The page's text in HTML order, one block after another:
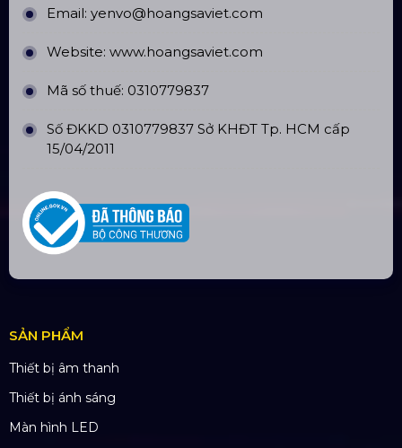
Email: yenvo@hoangsaviet.com
Website: www.hoangsaviet.com
Mã số thuế: 0310779837
Số ĐKKD 0310779837 Sở KHĐT Tp. HCM cấp
15/04/2011
SẢN PHẨM
Thiết bị âm thanh
Thiết bị ánh sáng
Màn hình LED